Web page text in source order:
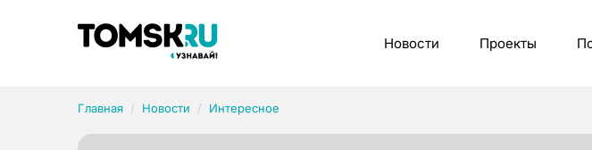
Новости Проекты
Главная Новости Интересное
Рубрики